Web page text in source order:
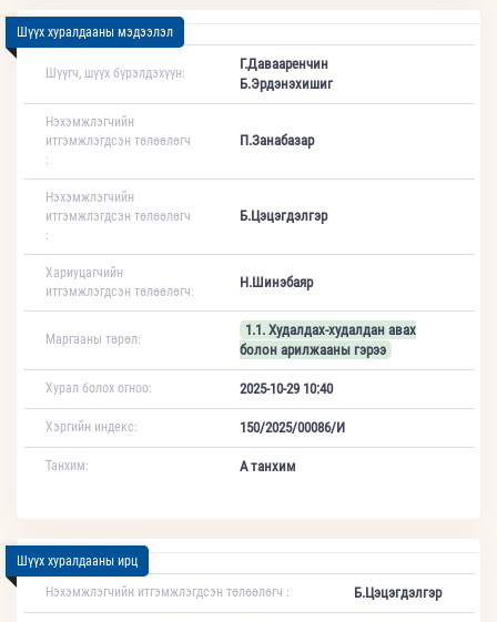
Шүүх хуралдааны мэдээлэл
Шүүгч, шүүх бүрэлдэхүүн:
Г.Давааренчин
Б.Эрдэнэхишиг
Нэхэмжлэгчийн
итгэмжлэгдсэн төлөөлөгч
:
П.Занабазар
Нэхэмжлэгчийн
итгэмжлэгдсэн төлөөлөгч
:
Б.Цэцэгдэлгэр
Хариуцагчийн
итгэмжлэгдсэн төлөөлөгч:
Н.Шинэбаяр
Маргааны төрөл:
1.1. Худалдах-худалдан авах
болон арилжааны гэрээ
Хурал болох огноо: 2025-10-29 10:40
Хэргийн индекс: 150/2025/00086/И
Танхим: А танхим
Шүүх хуралдааны ирц
Нэхэмжлэгчийн итгэмжлэгдсэн төлөөлөгч :
Б.Цэцэгдэлгэр